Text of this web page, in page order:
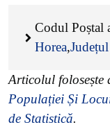
Codul Poștal
Horea,
Articolul folosește
Populației Și
de Statistică.